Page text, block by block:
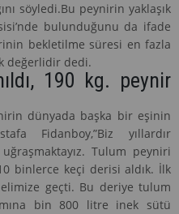
söyledi.Bu peynirin yaklaşık
bulunduğunu da ifade
bekletilme süresi en fazla
değerlidir dedi.
190 kg. peynir
dünyada başka bir eşinin
Fidanboy,”Biz yıllardır
Tulum peyniri
binlerce keçi derisi aldık. İlk
geçti. Bu deriye tulum
bin 800 litre inek sütü